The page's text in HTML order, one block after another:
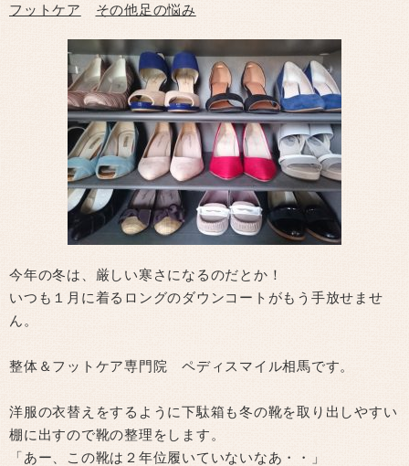
フットケア その他足の悩み
今年の冬は、厳しい寒さになるのだとか！
いつも１月に着るロングのダウンコートがもう手放せませ
ん。
整体＆フットケア専門院 ペディスマイル相馬です。
洋服の衣替えをするように下駄箱も冬の靴を取り出しやすい
棚に出すので靴の整理をします。
「あー、この靴は２年位履いていないなあ・・」